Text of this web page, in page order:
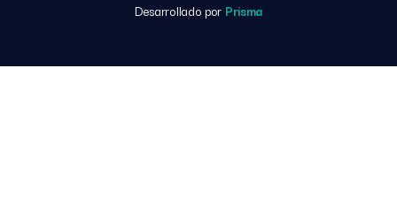
Desarrollado por Prisma